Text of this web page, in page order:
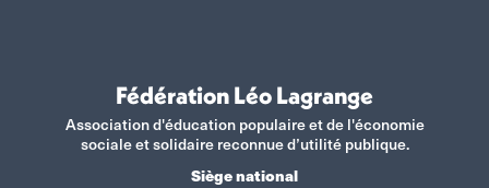
Fédération Léo Lagrange
Association d'éducation populaire et de l'économie
sociale et solidaire reconnue d’utilité publique.
Siège national